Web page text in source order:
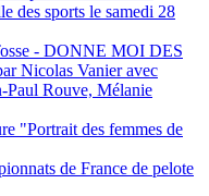
des sports le samedi 28
- DONNE MOI DES
Nicolas Vanier avec
Paul Rouve, Mélanie
"Portrait des femmes de
de France de pelote